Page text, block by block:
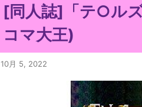
[同人誌]「テ○ル
コマ大王)
10月 5, 2022